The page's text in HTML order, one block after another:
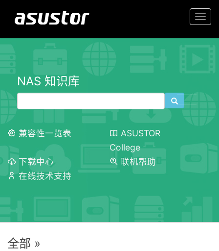
NAS 知识库
兼容性一览表
ASUSTOR
College
下载中心
联机帮助
在线技术支持
全部 »